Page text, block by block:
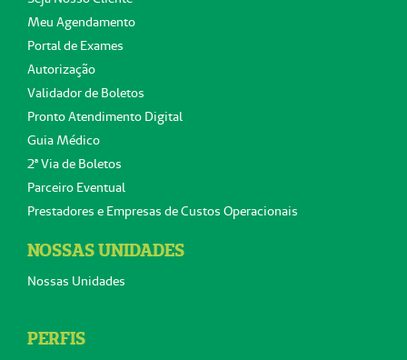
Meu Agendamento
Portal de Exames
Autorização
Validador de Boletos
Pronto Atendimento Digital
Guia Médico
2ª Via de Boletos
Parceiro Eventual
Prestadores e Empresas de Custos Operacionais
NOSSAS UNIDADES
Nossas Unidades
PERFIS